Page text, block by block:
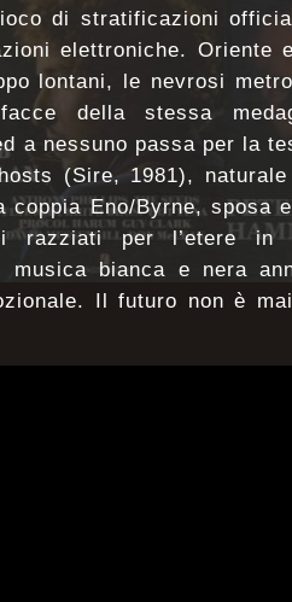
di stratificazioni
elettroniche. Oriente
lontani, le nevrosi
della stessa
a nessuno passa per la
(Sire, 1981),
coppia Eno/Byrne, sposa
razziati per l’etere
musica bianca e nera
Il futuro non è